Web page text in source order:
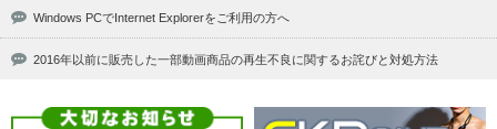
Windows PCでInternet Explorerをご利用の方へ
2016年以前に販売した一部動画商品の再生不良に関するお詫びと対処方法